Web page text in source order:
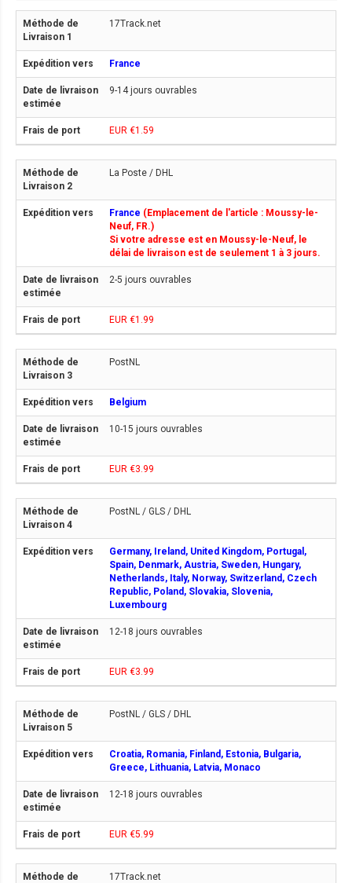
17Track.net
France
9-14 jours ouvrables
EUR €1.59
La Poste / DHL
France (Emplacement de l'article : Moussy-le-
Neuf, FR.)
Si votre adresse est en Moussy-le-Neuf, le
délai de livraison est de seulement 1 à 3 jours.
2-5 jours ouvrables
EUR €1.99
PostNL
Belgium
10-15 jours ouvrables
EUR €3.99
PostNL / GLS / DHL
Germany, Ireland, United Kingdom, Portugal,
Spain, Denmark, Austria, Sweden, Hungary,
Netherlands, Italy, Norway, Switzerland, Czech
Republic, Poland, Slovakia, Slovenia,
Luxembourg
12-18 jours ouvrables
EUR €3.99
PostNL / GLS / DHL
Croatia, Romania, Finland, Estonia, Bulgaria,
Greece, Lithuania, Latvia, Monaco
12-18 jours ouvrables
EUR €5.99
17Track.net